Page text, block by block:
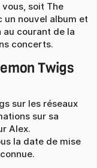
soit The
un nouvel album et
courant de la
concerts.
sur les réseaux
sur sa
Alex.
la date de mise